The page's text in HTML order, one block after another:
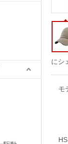
にシ
モ